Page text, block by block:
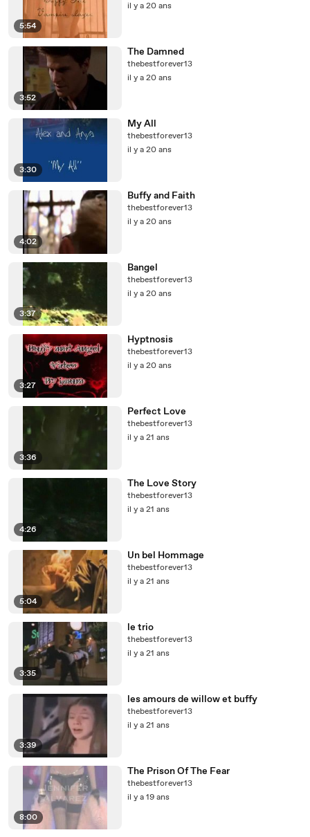
5:54
il y a 20 ans
3:52
The Damned
thebestforever13
il y a 20 ans
3:30
My All
thebestforever13
il y a 20 ans
4:02
Buffy and Faith
thebestforever13
il y a 20 ans
3:37
Bangel
thebestforever13
il y a 20 ans
3:27
Hyptnosis
thebestforever13
il y a 20 ans
3:36
Perfect Love
thebestforever13
il y a 21 ans
4:26
The Love Story
thebestforever13
il y a 21 ans
5:04
Un bel Hommage
thebestforever13
il y a 21 ans
3:35
le trio
thebestforever13
il y a 21 ans
3:39
les amours de willow et buffy
thebestforever13
il y a 21 ans
8:00
The Prison Of The Fear
thebestforever13
il y a 19 ans